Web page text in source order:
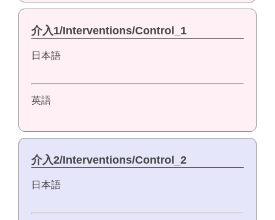
介入1/Interventions/Control_1
日本語
英語
介入2/Interventions/Control_2
日本語